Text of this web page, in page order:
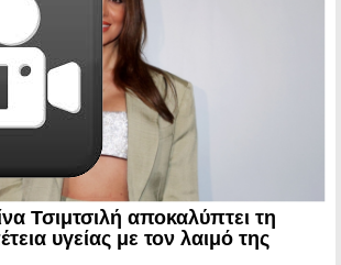
Τσιμτσιλή αποκαλύπτει τη
υγείας με τον λαιμό της